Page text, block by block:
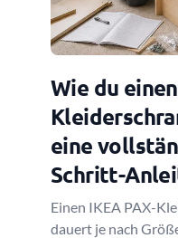
Wie du
eine
Schritt-
Einen IKEA PAX-
dauert je nach